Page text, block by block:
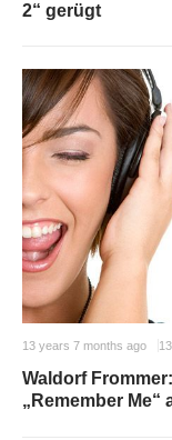
2“ gerügt
13 years 7 months ago
Waldorf
„Remember Me“